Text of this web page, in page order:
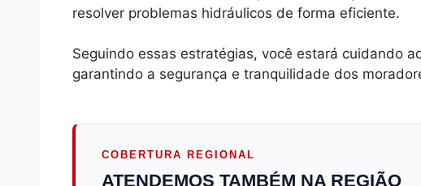
resolver problemas hidráulicos de forma eficiente.
Seguindo essas estratégias, você estará cuidando
garantindo a segurança e tranquilidade dos
COBERTURA REGIONAL
ATENDEMOS TAMBÉM NA REGIÃO